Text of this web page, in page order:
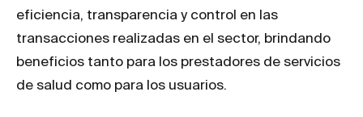
eficiencia, transparencia y control en las
transacciones realizadas en el sector, brindando
beneficios tanto para los prestadores de servicios
de salud como para los usuarios.